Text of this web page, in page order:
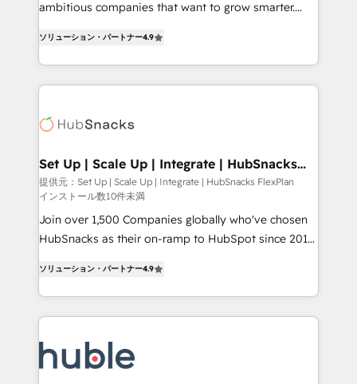
Growth-Driven Design Agency of the Year 🏆2016
Sales Enablement HubSpot Impact Award 🏆2015
HubSpot COS Performance Award 🏆2014 HubSpot
COS Design Award 🏆2013 HubSpot Marketplace
Partner 📆Founded in 1997
ambitious companies that want to grow smarter.
developing a new website to lead generation and
digital marketing; we do it all (and with great
results)! In short, our services include: - HubSpot
HubSpot development: websites, custom modules,
marketing, advertising, campaigns, content and
design We connect people, data and technology to
improve customer experiences. With our bright
people, exciting ideas and can-do mentality, we
ensure revenue growth on a daily basis. So tell us
team of 100+ experts is ready for you! Driving digital
growth | www.brightdigital.com
ソリューション・パートナー4.9
Set Up | Scale Up | Integrate | HubSnacks
FlexPlan
提供元：Set Up | Scale Up | Integrate | HubSnacks FlexPlan
インストール数10件未満
Join over 1,500 Companies globally who've chosen
HubSnacks as their on-ramp to HubSpot since 2014
1️⃣ Set Up | Onboarding New or Check-fixing existing
HubSpot portals 2️⃣ Scale Up | 100% HubSpot Task
Execution... Global 24/7 ... All Experts 3️⃣ Integrate |
Slash months from your API Integration project... ⬅️
Click "Contact Business" ⬅️ to access 150+ Kickstart
ソリューション・パートナー4.9